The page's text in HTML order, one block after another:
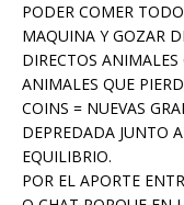
PODER COMER
MAQUINA Y GOZAR
DIRECTOS
ANIMALES QUE
COINS = NUEVAS
DEPREDADA JUNTO
EQUILIBRIO.
POR EL APORTE